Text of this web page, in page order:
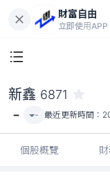
財富自由
立即使用APP
新鑫 6871
- - 最近更新時間：
個股概覽